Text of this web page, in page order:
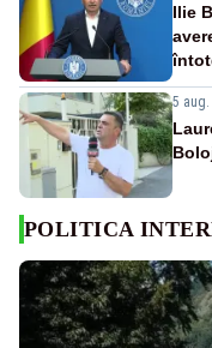
Ilie
5 aug.
POLITICA